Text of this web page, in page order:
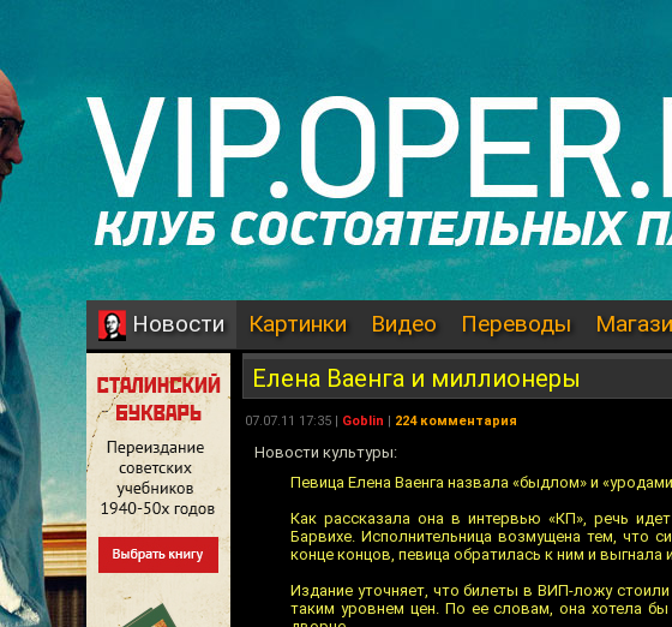
Новости Картинки Видео Переводы
Елена Ваенга и миллионеры
07.07.11 17:35 | Goblin | 224 комментария
Новости культуры:
Певица Елена Ваенга назвала «быдлом» и
Как рассказала она в интервью «КП», речь
Барвихе. Исполнительница возмущена тем, что
конце концов, певица обратилась к ним и выгнала
Издание уточняет, что билеты в ВИП-ложу
таким уровнем цен. По ее словам, она хотела